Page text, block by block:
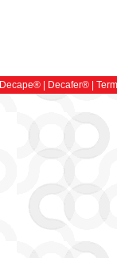
Decape® | Decafer®